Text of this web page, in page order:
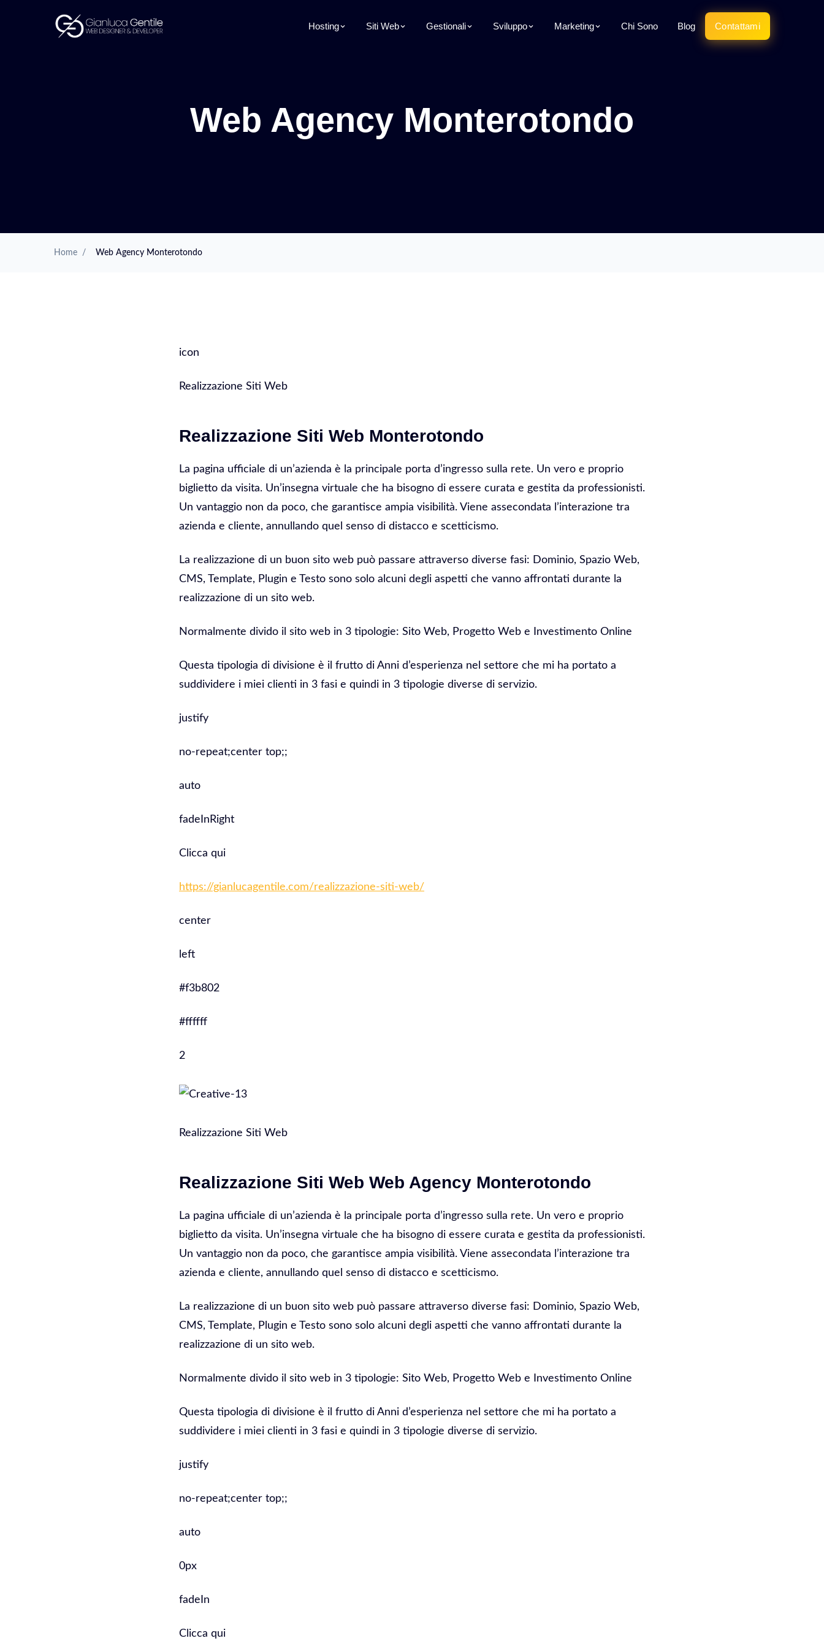
Hosting Siti Web Gestionali Sviluppo Marketing Chi Sono Blog Contattami
Web Agency Monterotondo
Home / Web Agency Monterotondo
icon
Realizzazione Siti Web
Realizzazione Siti Web Monterotondo
La pagina ufficiale di un’azienda è la principale porta d’ingresso sulla rete. Un vero e proprio
biglietto da visita. Un’insegna virtuale che ha bisogno di essere curata e gestita da professionisti.
Un vantaggio non da poco, che garantisce ampia visibilità. Viene assecondata l’interazione tra
azienda e cliente, annullando quel senso di distacco e scetticismo.
La realizzazione di un buon sito web può passare attraverso diverse fasi: Dominio, Spazio Web,
CMS, Template, Plugin e Testo sono solo alcuni degli aspetti che vanno affrontati durante la
realizzazione di un sito web.
Normalmente divido il sito web in 3 tipologie: Sito Web, Progetto Web e Investimento Online
Questa tipologia di divisione è il frutto di Anni d’esperienza nel settore che mi ha portato a
suddividere i miei clienti in 3 fasi e quindi in 3 tipologie diverse di servizio.
justify
no-repeat;center top;;
auto
fadeInRight
Clicca qui
https://gianlucagentile.com/realizzazione-siti-web/
center
left
#f3b802
#ffffff
2
Realizzazione Siti Web
Realizzazione Siti Web Web Agency Monterotondo
La pagina ufficiale di un’azienda è la principale porta d’ingresso sulla rete. Un vero e proprio
biglietto da visita. Un’insegna virtuale che ha bisogno di essere curata e gestita da professionisti.
Un vantaggio non da poco, che garantisce ampia visibilità. Viene assecondata l’interazione tra
azienda e cliente, annullando quel senso di distacco e scetticismo.
La realizzazione di un buon sito web può passare attraverso diverse fasi: Dominio, Spazio Web,
CMS, Template, Plugin e Testo sono solo alcuni degli aspetti che vanno affrontati durante la
realizzazione di un sito web.
Normalmente divido il sito web in 3 tipologie: Sito Web, Progetto Web e Investimento Online
Questa tipologia di divisione è il frutto di Anni d’esperienza nel settore che mi ha portato a
suddividere i miei clienti in 3 fasi e quindi in 3 tipologie diverse di servizio.
justify
no-repeat;center top;;
auto
0px
fadeIn
Clicca qui